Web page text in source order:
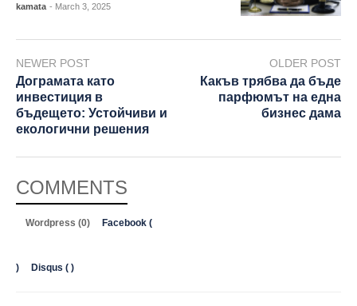
kamata - March 3, 2025
NEWER POST
Дограмата като
инвестиция в
бъдещето: Устойчиви и
екологични решения
OLDER POST
Какъв трябва да бъде
парфюмът на една
бизнес дама
COMMENTS
Wordpress (0) Facebook (
) Disqus ( )